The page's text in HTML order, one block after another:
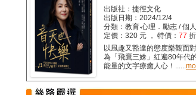
出版社：捷徑文化
出版日期：2024/12/4
分類：教育‧心理．勵志 / 個
定價：320 元 ， 特價： 77 折
以風趣又豁達的態度樂觀面
為「飛鷹三姝」紅遍80年代
能量的文字療癒人心！......